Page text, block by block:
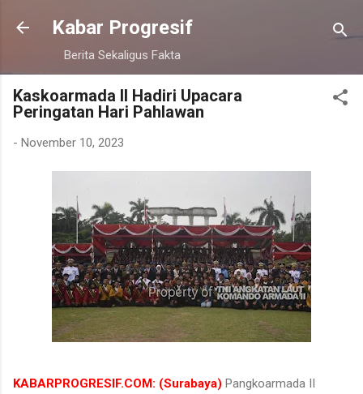
Langsung ke konten utama
Kabar Progresif
Berita Sekaligus Fakta
Kaskoarmada II Hadiri Upacara
Peringatan Hari Pahlawan
- November 10, 2023
KABARPROGRESIF.COM: (Surabaya) Pangkoarmada II